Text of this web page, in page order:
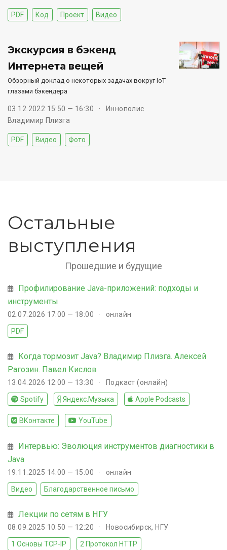
PDF Код Проект Видео
Экскурсия в бэкенд
Интернета вещей
Обзорный доклад о некоторых задачах вокруг IoT
глазами бэкендера
03.12.2022 15:50 — 16:30
Иннополис
Владимир Плизга
PDF Видео Фото
Остальные
выступления
Прошедшие и будущие
Профилирование Java-приложений: подходы и
инструменты
02.07.2026 17:00 — 18:00 онлайн
PDF
Когда тормозит Java? Владимир Плизга. Алексей
Рагозин. Павел Кислов
13.04.2026 12:00 — 13:30 Подкаст (онлайн)
Spotify Яндекс.Музыка Apple Podcasts
ВКонтакте YouTube
Интервью: Эволюция инструментов диагностики в
Java
19.11.2025 14:00 — 15:00 онлайн
Видео Благодарственное письмо
Лекции по сетям в НГУ
08.09.2025 10:50 — 12:20 Новосибирск, НГУ
1 Основы TCP-IP 2 Протокол HTTP